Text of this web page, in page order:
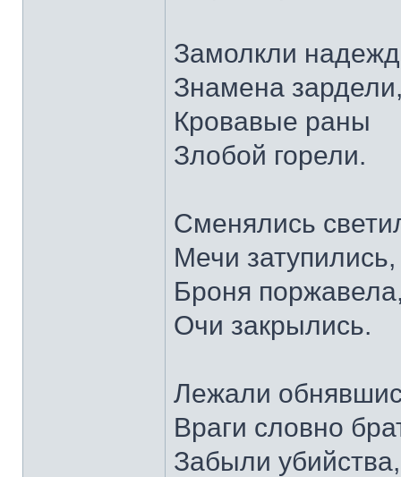
Замолкли
Знамена
Кровавые раны
Злобой горели.
Сменялись
Мечи затупились,
Броня
Очи закрылись.
Лежали
Враги словно
Забыли убийства,